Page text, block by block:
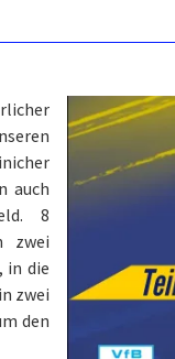
auch
8
zwei
in die
zwei
den